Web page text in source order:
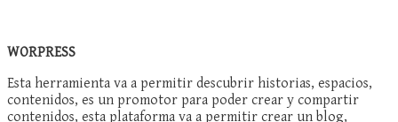
WORPRESS
Esta herramienta va a permitir descubrir historias, espacios,
contenidos, es un promotor para poder crear y compartir
contenidos, esta plataforma va a permitir crear un blog,